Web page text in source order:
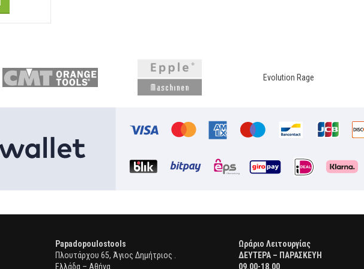
Evolution Rage
Papadopoulostools
Πλουτάρχου 65, Άγιος Δημήτριος .
Ελλάδα – Αθήνα
Ωράριο Λειτουργίας
ΔΕΥΤΕΡΑ – ΠΑΡΑΣΚΕΥΗ
09.00-18.00